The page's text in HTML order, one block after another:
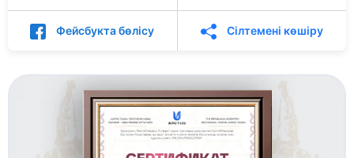
Фейсбукта бөлісу Сілтемені көшіру